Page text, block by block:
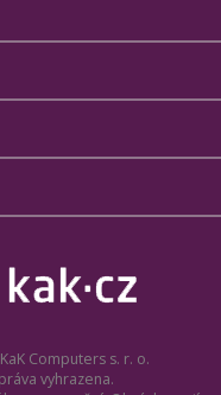
Computers s. r. o.
vyhrazena.